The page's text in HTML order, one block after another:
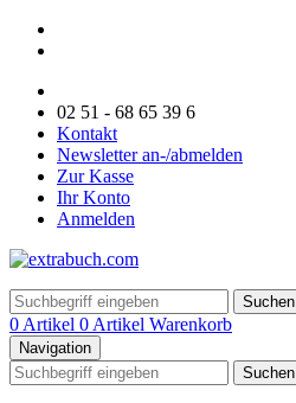
02 51 - 68 65 39 6
Kontakt
Newsletter an-/abmelden
Zur Kasse
Ihr Konto
Anmelden
Suchen
0 Artikel 0 Artikel Warenkorb
Navigation
Suchen